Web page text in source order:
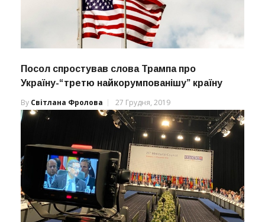
Посол спростував слова Трампа про
Україну-“третю найкорумпованішу” країну
By Світлана Фролова 27 Грудня, 2019